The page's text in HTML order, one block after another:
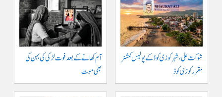
شوکت علی ، شہر کوزی کوڈ کے پولیس کمشنر
مقرر کوزی کوڈ
آم کھانے کے بعد فوت لڑکی کی بہن کی
بھی موت